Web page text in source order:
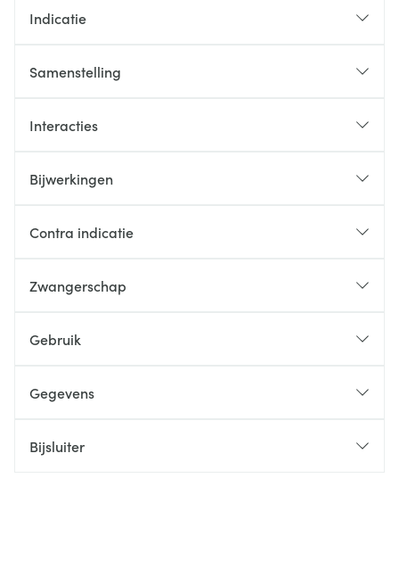
Indicatie
Samenstelling
Interacties
Bijwerkingen
Contra indicatie
Zwangerschap
Gebruik
Gegevens
Bijsluiter